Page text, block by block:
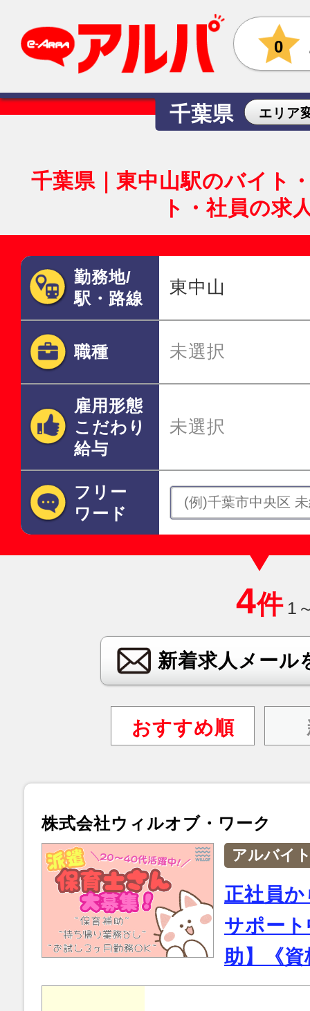
0
千葉県 エリア
千葉県｜東中山駅のバイト
ト・社員の求
勤務地/
駅・路線
東中山
職種 未選択
雇用形態
こだわり
給与
未選択
フリー
ワード
4件 1
新着求人メール
おすすめ順
株式会社ウィルオブ・ワーク
アルバイ
正社員
サポー
助】《